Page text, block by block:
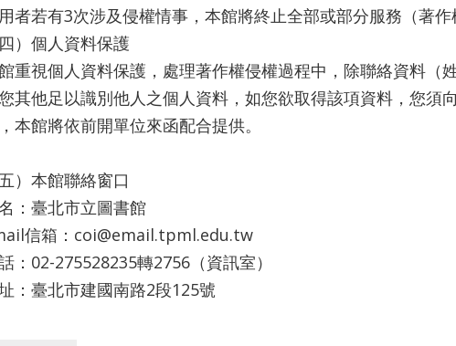
者若有3次涉及侵權情事，本館將終止全部或部分服務（著作
四）個人資料保護
重視個人資料保護，處理著作權侵權過程中，除聯絡資料（
其他足以識別他人之個人資料，如您欲取得該項資料，您須
本館將依前開單位來函配合提供。
五）本館聯絡窗口
：臺北市立圖書館
信箱：coi@email.tpml.edu.tw
：02-275528235轉2756（資訊室）
：臺北市建國南路2段125號